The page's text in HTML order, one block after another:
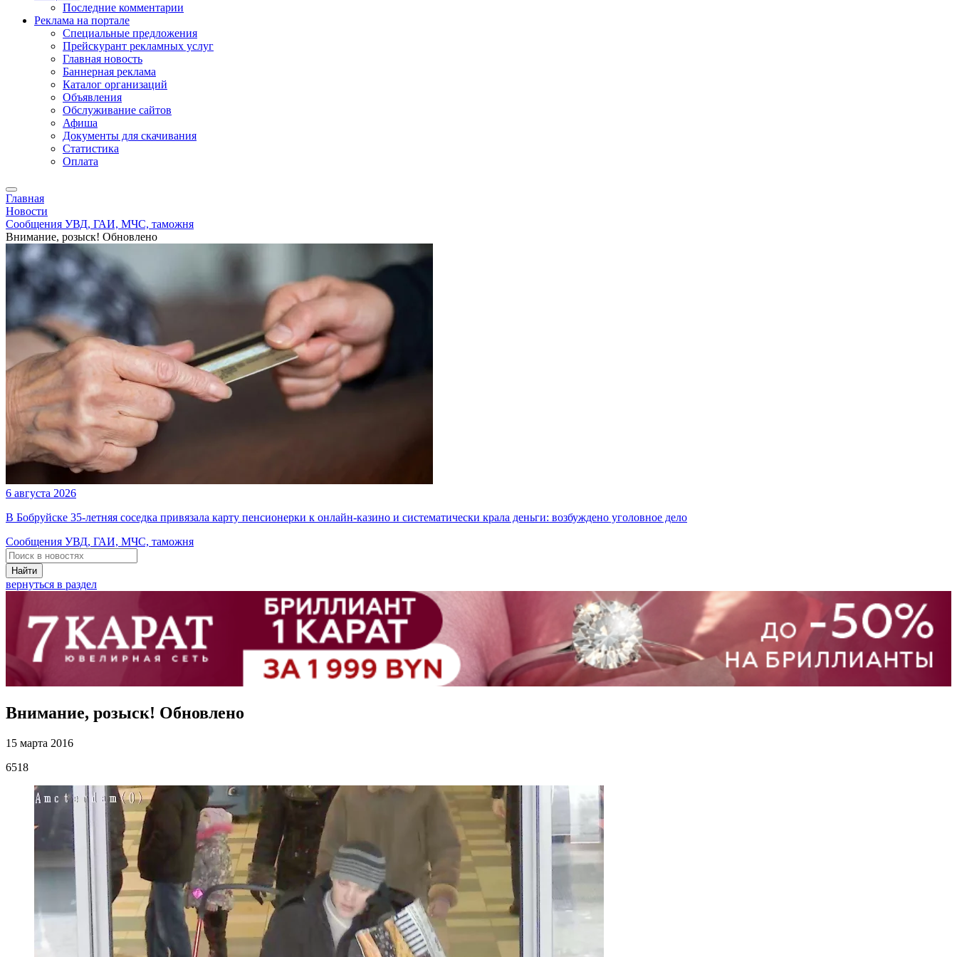
Последние комментарии
Реклама на портале
Специальные предложения
Прейскурант рекламных услуг
Главная новость
Баннерная реклама
Каталог организаций
Объявления
Обслуживание сайтов
Афиша
Документы для скачивания
Статистика
Оплата
Главная
Новости
Сообщения УВД, ГАИ, МЧС, таможня
Внимание, розыск! Обновлено
6 августа 2026
В Бобруйске 35-летняя соседка привязала карту пенсионерки к онлайн-казино и систематически крала деньги: возбуждено уголовное дело
Сообщения УВД, ГАИ, МЧС, таможня
Найти
вернуться в раздел
Внимание, розыск! Обновлено
15 марта 2016
6518